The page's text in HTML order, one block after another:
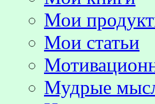
Мои
Мои статьи
Мудрые